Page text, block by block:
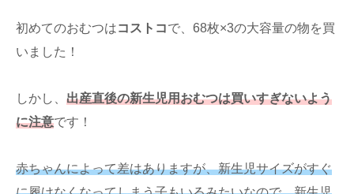
初めてのおむつはコストコで、68枚×3の大容量の物を買
いました！
しかし、 出産直後の新生児用おむつは買いすぎないよう
に注意です！
赤ちゃんによって差はありますが、新生児サイズがすぐ